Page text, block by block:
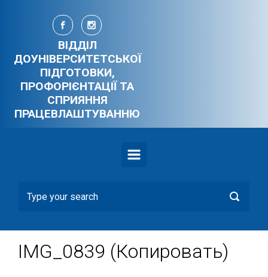
Skip to main content
ВІДДІЛ
ДОУНІВЕРСИТЕТСЬКОЇ
ПІДГОТОВКИ,
ПРОФОРІЄНТАЦІЇ ТА
СПРИЯННЯ
ПРАЦЕВЛАШТУВАННЮ
IMG_0839 (Копировать)